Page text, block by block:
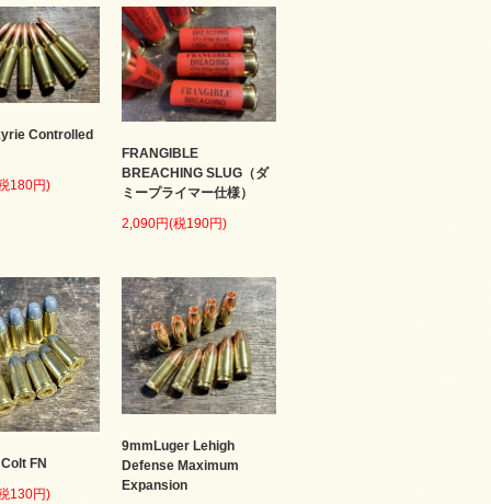
Controlled
180円)
FRANGIBLE
BREACHING SLUG（ダ
ミープライマー仕様）
2,090円(税190円)
FN
130円)
9mmLuger Lehigh
Defense Maximum
Expansion